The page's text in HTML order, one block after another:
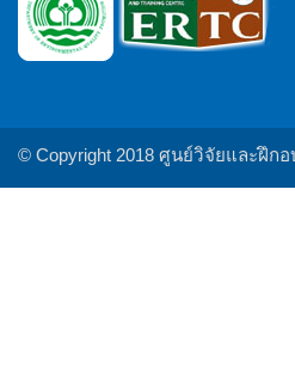
© Copyright 2018 ศูนย์วิจัยและฝึก